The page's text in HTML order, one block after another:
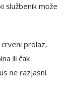
službenik može
prolaz,
ili čak
ne razjasni.